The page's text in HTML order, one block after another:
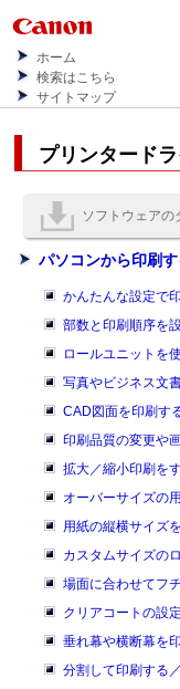
ホーム
検索はこちら
サイトマップ
プリンタード
ソフトウェアの
パソコンから印刷
かんたんな設定で
部数と印刷順序を
ロールユニットを
写真やビジネス文
CAD図面を印刷す
印刷品質の変更や
拡大／縮小印刷を
オーバーサイズの
用紙の縦横サイズ
カスタムサイズの
場面に合わせてフ
クリアコートの設
垂れ幕や横断幕を
分割して印刷する